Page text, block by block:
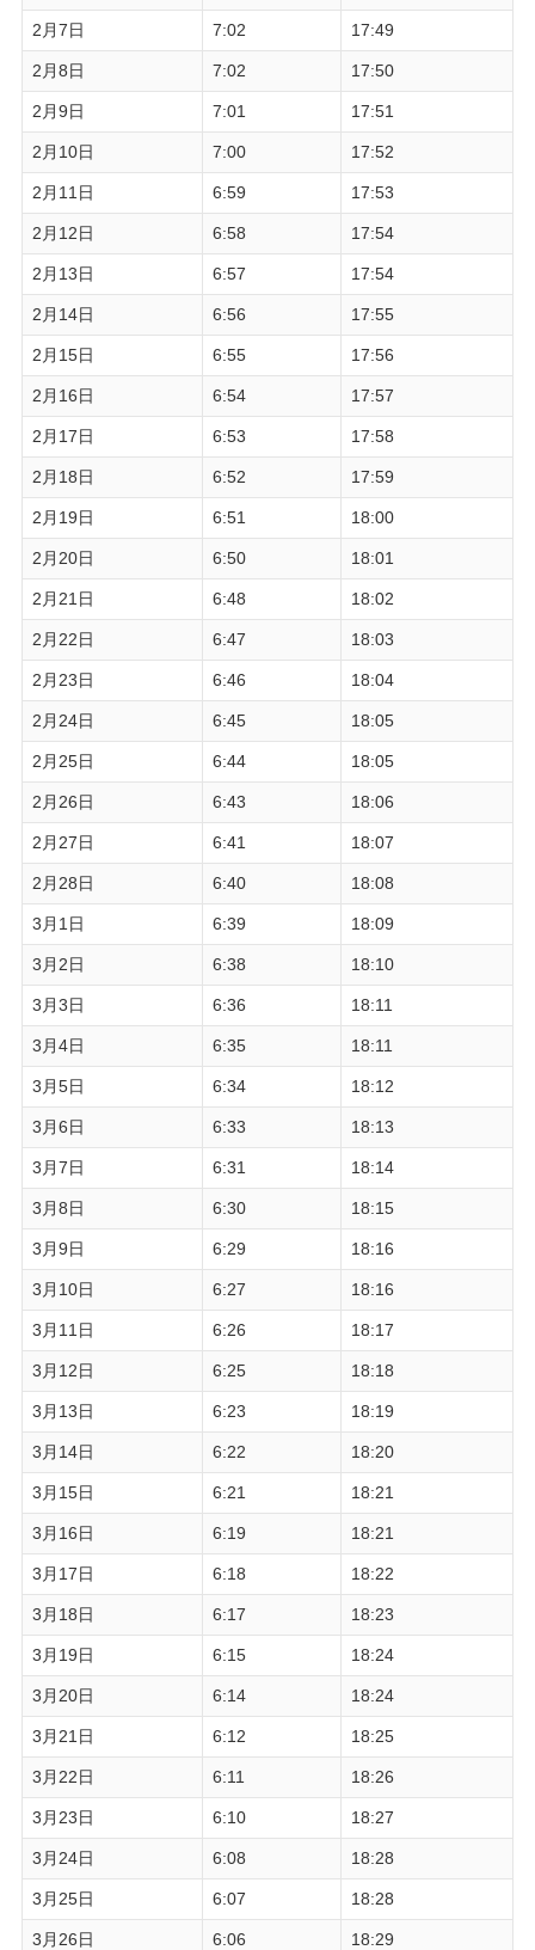
2月7日 7:02 17:49
2月8日 7:02 17:50
2月9日 7:01 17:51
2月10日 7:00 17:52
2月11日 6:59 17:53
2月12日 6:58 17:54
2月13日 6:57 17:54
2月14日 6:56 17:55
2月15日 6:55 17:56
2月16日 6:54 17:57
2月17日 6:53 17:58
2月18日 6:52 17:59
2月19日 6:51 18:00
2月20日 6:50 18:01
2月21日 6:48 18:02
2月22日 6:47 18:03
2月23日 6:46 18:04
2月24日 6:45 18:05
2月25日 6:44 18:05
2月26日 6:43 18:06
2月27日 6:41 18:07
2月28日 6:40 18:08
3月1日 6:39 18:09
3月2日 6:38 18:10
3月3日 6:36 18:11
3月4日 6:35 18:11
3月5日 6:34 18:12
3月6日 6:33 18:13
3月7日 6:31 18:14
3月8日 6:30 18:15
3月9日 6:29 18:16
3月10日 6:27 18:16
3月11日 6:26 18:17
3月12日 6:25 18:18
3月13日 6:23 18:19
3月14日 6:22 18:20
3月15日 6:21 18:21
3月16日 6:19 18:21
3月17日 6:18 18:22
3月18日 6:17 18:23
3月19日 6:15 18:24
3月20日 6:14 18:24
3月21日 6:12 18:25
3月22日 6:11 18:26
3月23日 6:10 18:27
3月24日 6:08 18:28
3月25日 6:07 18:28
3月26日 6:06 18:29